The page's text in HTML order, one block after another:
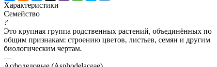
Характеристики
Семейство
?
Это крупная группа родственных растений, объединённых по
общим признакам: строению цветов, листьев, семян и другим
биологическим чертам.
—